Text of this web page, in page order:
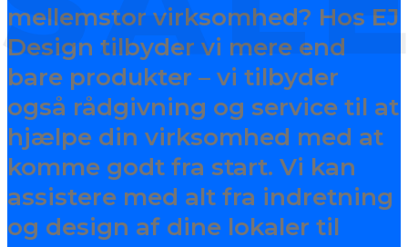
mellemstor virksomhed? Hos EJ
Design tilbyder vi mere end
bare produkter – vi tilbyder
også rådgivning og service til at
hjælpe din virksomhed med at
komme godt fra start. Vi kan
assistere med alt fra indretning
og design af dine lokaler til